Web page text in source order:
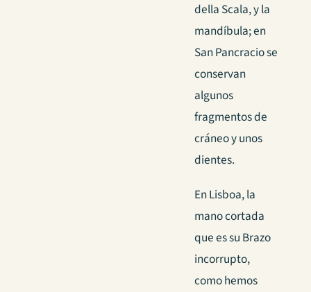
della Scala, y la
mandíbula; en
San Pancracio se
conservan
algunos
fragmentos de
cráneo y unos
dientes.
En Lisboa, la
mano cortada
que es su Brazo
incorrupto,
como hemos